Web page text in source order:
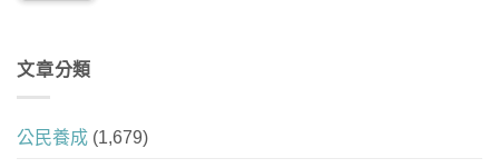
文章分類
公民養成 (1,679)